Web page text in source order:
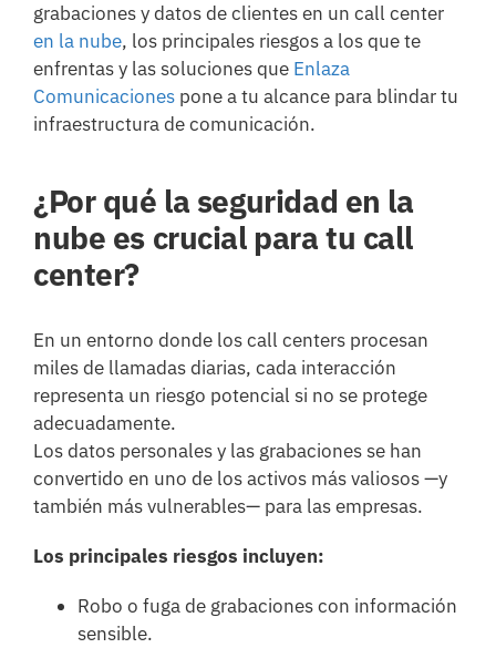
grabaciones y datos de clientes en un call center
en la nube, los principales riesgos a los que te
enfrentas y las soluciones que Enlaza
Comunicacionespone a tu alcance para blindar tu
infraestructura de comunicación.
¿Por qué la seguridad en la
nube es crucial para tu call
center?
En un entorno donde los call centers procesan
miles de llamadas diarias, cada interacción
representa un riesgo potencial si no se protege
adecuadamente.
Los datos personales y las grabaciones se han
convertido en uno de los activos más valiosos —y
también más vulnerables— para las empresas.
Los principales riesgos incluyen:
Robo o fuga de grabaciones con información
sensible.